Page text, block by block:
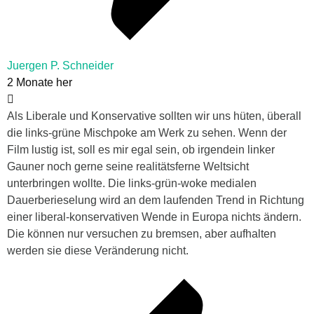
Juergen P. Schneider
2 Monate her
Als Liberale und Konservative sollten wir uns hüten, überall
die links-grüne Mischpoke am Werk zu sehen. Wenn der
Film lustig ist, soll es mir egal sein, ob irgendein linker
Gauner noch gerne seine realitätsferne Weltsicht
unterbringen wollte. Die links-grün-woke medialen
Dauerberieselung wird an dem laufenden Trend in Richtung
einer liberal-konservativen Wende in Europa nichts ändern.
Die können nur versuchen zu bremsen, aber aufhalten
werden sie diese Veränderung nicht.